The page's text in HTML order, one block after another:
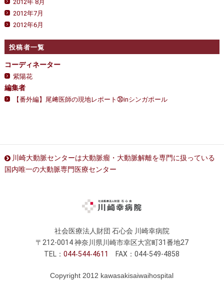
2012年 8月
2012年7月
2012年6月
投稿者一覧
コーディネーター
紫陽花
編集者
【番外編】尾﨑医師の現地レポート㉚inシンガポール
川崎大動脈センターは大動脈瘤・大動脈解離を専門に扱っている
国内唯一の大動脈専門医療センター
社会医療法人財団 石心会 川崎幸病院
〒212-0014 神奈川県川崎市幸区大宮町31番地27
TEL：044 544 4611 FAX：044-549-4858
Copyright 2012 kawasakisaiwaihospital